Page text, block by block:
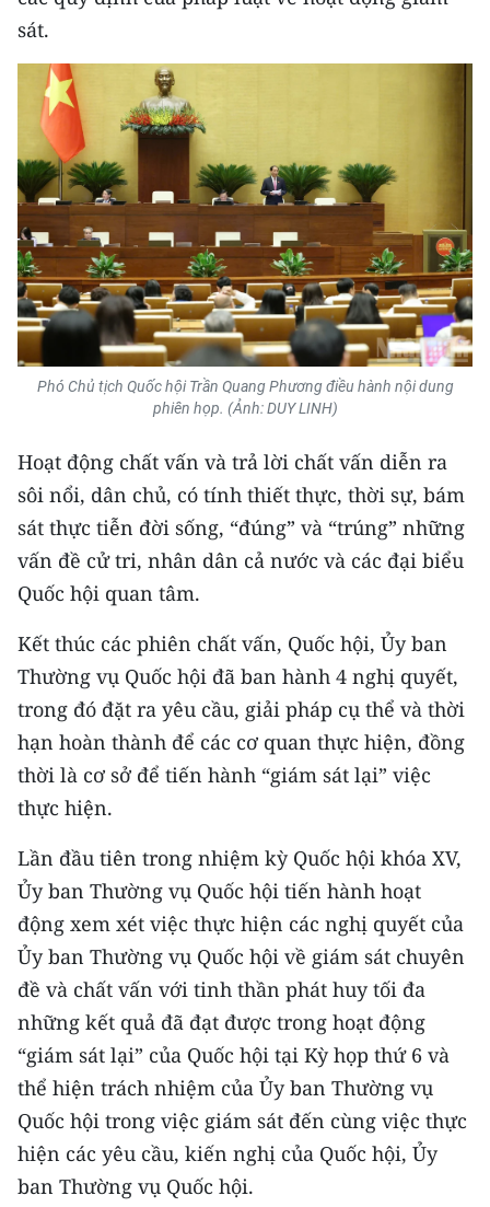
sát.
Phó Chủ tịch Quốc hội Trần Quang Phương điều hành nội dung
phiên họp. (Ảnh: DUY LINH)
Hoạt động chất vấn và trả lời chất vấn diễn ra
sôi nổi, dân chủ, có tính thiết thực, thời sự, bám
sát thực tiễn đời sống, “đúng” và “trúng” những
vấn đề cử tri, nhân dân cả nước và các đại biểu
Quốc hội quan tâm.
Kết thúc các phiên chất vấn, Quốc hội, Ủy ban
Thường vụ Quốc hội đã ban hành 4 nghị quyết,
trong đó đặt ra yêu cầu, giải pháp cụ thể và thời
hạn hoàn thành để các cơ quan thực hiện, đồng
thời là cơ sở để tiến hành “giám sát lại” việc
thực hiện.
Lần đầu tiên trong nhiệm kỳ Quốc hội khóa XV,
Ủy ban Thường vụ Quốc hội tiến hành hoạt
động xem xét việc thực hiện các nghị quyết của
Ủy ban Thường vụ Quốc hội về giám sát chuyên
đề và chất vấn với tinh thần phát huy tối đa
những kết quả đã đạt được trong hoạt động
“giám sát lại” của Quốc hội tại Kỳ họp thứ 6 và
thể hiện trách nhiệm của Ủy ban Thường vụ
Quốc hội trong việc giám sát đến cùng việc thực
hiện các yêu cầu, kiến nghị của Quốc hội, Ủy
ban Thường vụ Quốc hội.